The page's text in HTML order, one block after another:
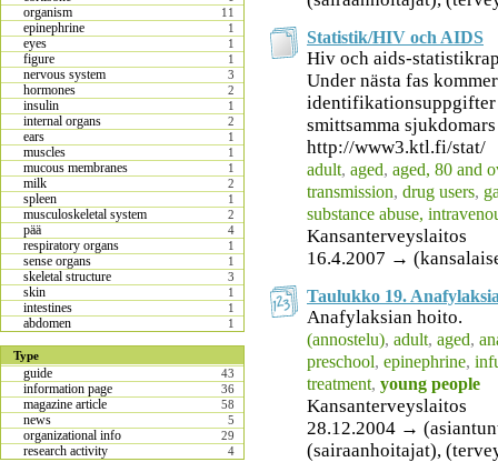
organism 11
epinephrine 1
eyes 1
figure 1
nervous system 3
hormones 2
insulin 1
internal organs 2
ears 1
muscles 1
mucous membranes 1
milk 2
spleen 1
musculoskeletal system 2
pää 4
respiratory organs 1
sense organs 1
skeletal structure 3
skin 1
intestines 1
abdomen 1
Type
guide 43
information page 36
magazine article 58
news 5
organizational info 29
research activity 4
Statistik/HIV och AIDS
Hiv och aids-
Under nästa fas
smittsamma
http://www3.ktl.fi/stat/
adult, aged, aged, 80 and
transmission, drug users,
substance abuse,
Kansanterveyslaitos
16.4.2007 →
Taulukko 19.
Anafylaksian hoito.
(annostelu), adult, aged,
preschool, epinephrine,
treatment, young people
Kansanterveyslaitos
28.12.2004 →
(sairaanhoitajat),